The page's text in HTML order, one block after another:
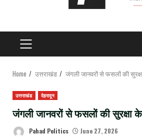
PRIMARY
MENU
Home उत्तराखंड जंगली जानवरों से फसलों की
उत्तराखंड देहरादून
जंगली जानवरों से फसलों की सुरक्षा
Pahad Politics June 27, 2026